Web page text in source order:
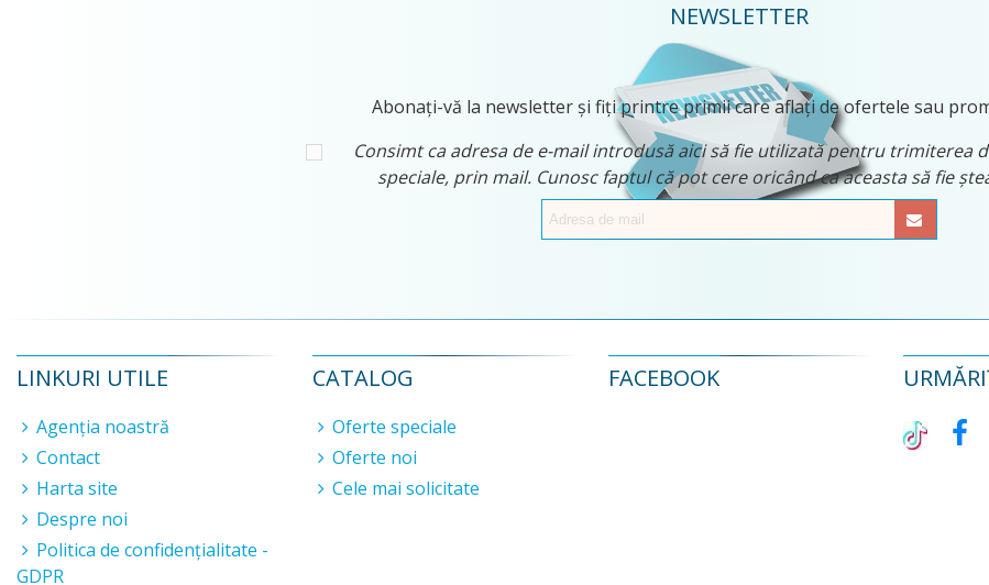
NEWSLETTER
Abonați-vă la newsletter și fiți printre primii care aflați de ofertele sau
Consimt ca adresa de e-mail introdusă aici să fie utilizată pentru trimiterea
speciale, prin mail. Cunosc faptul că pot cere oricând ca aceasta să fie
LINKURI UTILE
Agenția noastră
Contact
Harta site
Despre noi
Politica de confidențialitate -
GDPR
CATALOG
Oferte speciale
Oferte noi
Cele mai solicitate
FACEBOOK